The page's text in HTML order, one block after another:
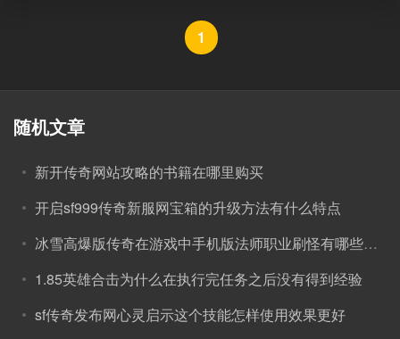
1
随机文章
新开传奇网站攻略的书籍在哪里购买
开启sf999传奇新服网宝箱的升级方法有什么特点
冰雪高爆版传奇在游戏中手机版法师职业刷怪有哪些技巧呢！
1.85英雄合击为什么在执行完任务之后没有得到经验
sf传奇发布网心灵启示这个技能怎样使用效果更好